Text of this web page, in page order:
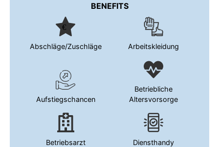
BENEFITS
Abschläge/Zuschläge Arbeitskleidung
Aufstiegschancen
Betriebliche
Altersvorsorge
Betriebsarzt Diensthandy